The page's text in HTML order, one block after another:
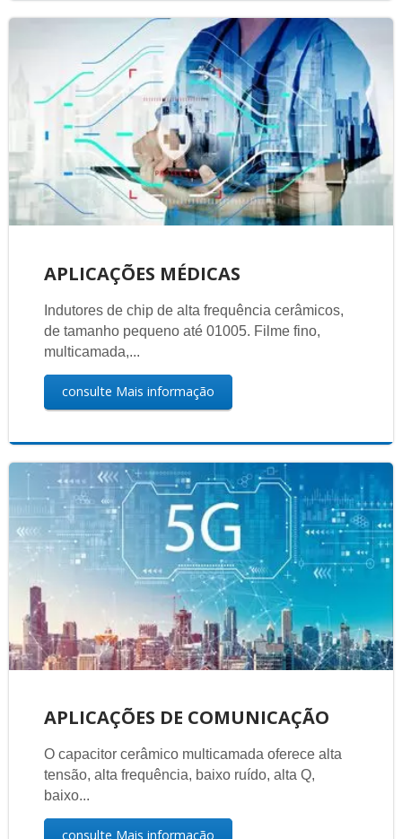
APLICAÇÕES MÉDICAS
Indutores de chip de alta frequência cerâmicos,
de tamanho pequeno até 01005. Filme fino,
multicamada,...
consulte Mais informação
APLICAÇÕES DE COMUNICAÇÃO
O capacitor cerâmico multicamada oferece alta
tensão, alta frequência, baixo ruído, alta Q,
baixo...
consulte Mais informação